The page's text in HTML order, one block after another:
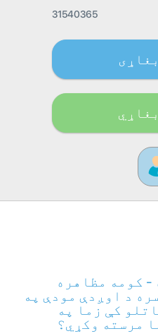
31540365
- کومه مظاهره
د اوږدې مودې په
کې زما په
مرسته وکړي؟